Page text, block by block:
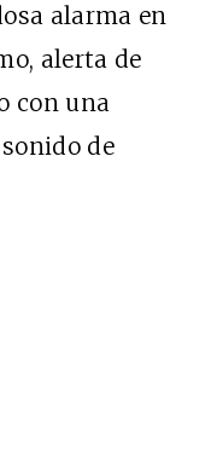
alarma en
alerta de
con una
de